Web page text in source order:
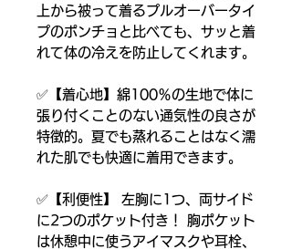
上から被って着るプルオーバータイ
プのポンチョと比べても、サッと着
れて体の冷えを防止してくれます。
✅【着心地】綿100％の生地で体に
張り付くことのない通気性の良さが
特徴的。夏でも蒸れることはなく濡
れた肌でも快適に着用できます。
✅【利便性】 左胸に1つ、両サイド
に2つのポケット付き！ 胸ポケット
は休憩中に使うアイマスクや耳栓、